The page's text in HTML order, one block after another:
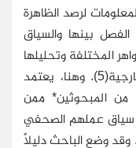
لرصد الظاهرة
بينها والسياق
المختلفة وتحليلها
بهدف معرفة الارتباطات الداخلية والخارجية(5). وهنا، يعتمد
من المبحوثين* ممن
سياق عملهم الصحفي
وقد وضع الباحث دليلًا